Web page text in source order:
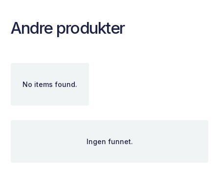
Andre produkter
No items found.
Ingen funnet.